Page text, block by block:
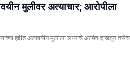
मुलीवर अत्याचार; आरोपीला
हद्दीत अल्पवयीन मुलीला लग्नाचे आमिष दाखवून तसेच